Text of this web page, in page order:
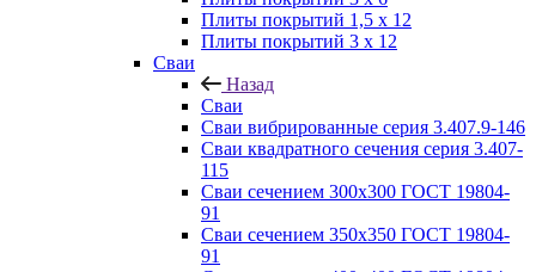
Плиты покрытий 1,5 x 12
Плиты покрытий 3 x 12
Сваи
Назад
Сваи
Сваи вибрированные серия 3.407.9-146
Сваи квадратного сечения серия 3.407-
115
Сваи сечением 300х300 ГОСТ 19804-
91
Сваи сечением 350х350 ГОСТ 19804-
91